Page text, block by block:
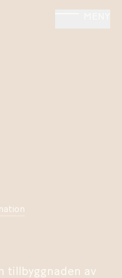
tillbyggnaden av